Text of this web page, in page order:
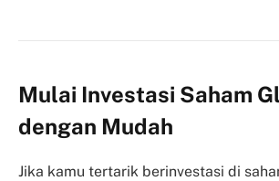
Mulai Investasi Saham
dengan Mudah
Jika kamu tertarik berinvestasi di